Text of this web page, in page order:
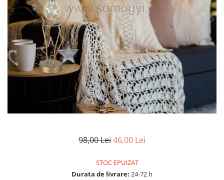
Pompe de stropit
Pompe de stropit electrice
Pompe de stropit manuale
Atomizoare
Mori electrice
Mori electrice cereale
Accesorii mori electrice
98,00 Lei46,00 Lei
STOC EPUIZAT
Durata de livrare: 24-72 h